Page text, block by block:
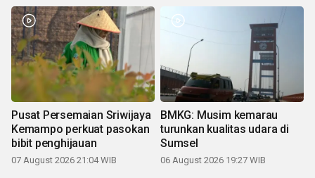
Pusat Persemaian Sriwijaya
Kemampo perkuat pasokan
bibit penghijauan
07 August 2026 21:04 WIB
BMKG: Musim kemarau
turunkan kualitas udara di
Sumsel
06 August 2026 19:27 WIB